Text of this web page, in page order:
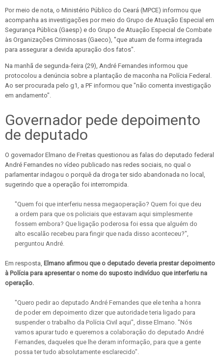
Por meio de nota, o Ministério Público do Ceará (MPCE) informou que
acompanha as investigações por meio do Grupo de Atuação Especial em
Segurança Pública (Gaesp) e do Grupo de Atuação Especial de Combate
às Organizações Criminosas (Gaeco), "que atuam de forma integrada
para assegurar a devida apuração dos fatos".
Na manhã de segunda-feira (29), André Fernandes informou que
protocolou a denúncia sobre a plantação de maconha na Polícia Federal.
Ao ser procurada pelo g1, a PF informou que "não comenta investigação
em andamento".
Governador pede depoimento
de deputado
O governador Elmano de Freitas questionou as falas do deputado federal
André Fernandes no vídeo publicado nas redes sociais, no qual o
parlamentar indagou o porquê da droga ter sido abandonada no local,
sugerindo que a operação foi interrompida.
"Quem foi que interferiu nessa megaoperação? Quem foi que deu
a ordem para que os policiais que estavam aqui simplesmente
fossem embora? Que ligação poderosa foi essa que alguém do
alto escalão recebeu para fingir que nada disso aconteceu?",
perguntou André.
Em resposta, Elmano afirmou que o deputado deveria prestar depoimento
à Polícia para apresentar o nome do suposto indivíduo que interferiu na
operação.
"Quero pedir ao deputado André Fernandes que ele tenha a honra
de poder em depoimento dizer que autoridade teria ligado para
suspender o trabalho da Polícia Civil aqui", disse Elmano. "Nós
vamos apurar tudo e queremos a colaboração do deputado André
Fernandes, daqueles que lhe deram informação, para que a gente
possa ter tudo absolutamente esclarecido".